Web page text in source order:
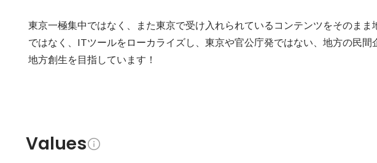
東京一極集中ではなく、また東京で受け入れられているコンテンツをそのまま
ではなく、ITツールをローカライズし、東京や官公庁発ではない、地方の民間
地方創生を目指しています！
Values